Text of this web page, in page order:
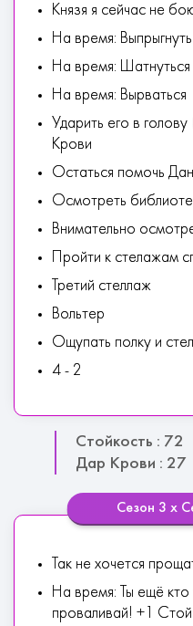
Князя я сейчас не
На время:
На время:
На время: Вырваться
Ударить его в
Крови
Остаться помочь
Осмотреть
Внимательно
Пройти к стелажам
Третий стеллаж
Вольтер
Ощупать полку и
4 - 2
Стойкость : 72
Дар Крови : 27
Сезон 3 х
Так не хочется
На время: Ты ещё
проваливай! +1